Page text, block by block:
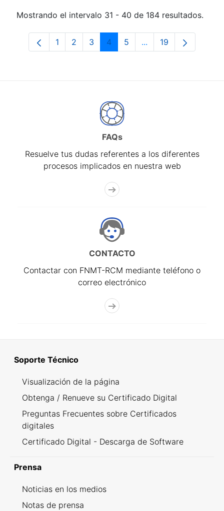
Mostrando el intervalo 31 - 40 de 184 resultados.
Página
1 Página
2 Página
3 Página
4 Página
5 ...Páginas intermedias
Página
19
FAQs
Resuelve tus dudas referentes a los diferentes
procesos implicados en nuestra web
CONTACTO
Contactar con FNMT-RCM mediante teléfono o
correo electrónico
Soporte Técnico
Visualización de la página
Obtenga / Renueve su Certificado Digital
Preguntas Frecuentes sobre Certificados
digitales
Certificado Digital - Descarga de Software
Prensa
Noticias en los medios
Notas de prensa